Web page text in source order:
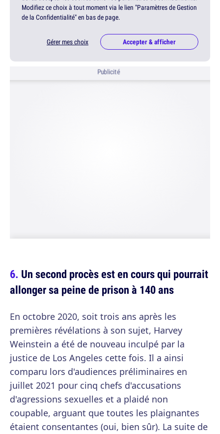
Modifiez ce choix à tout moment via le lien "Paramètres de Gestion
de la Confidentialité" en bas de page.
Gérer mes choix Accepter & afficher
Publicité
Un second procès est en cours qui pourrait
allonger sa peine de prison à 140 ans
En octobre 2020, soit trois ans après les
premières révélations à son sujet, Harvey
Weinstein a été de nouveau inculpé par la
justice de Los Angeles cette fois. Il a ainsi
comparu lors d'audiences préliminaires en
juillet 2021 pour cinq chefs d'accusations
d'agressions sexuelles et a plaidé non
coupable, arguant que toutes les plaignantes
étaient consentantes (oui, bien sûr). La suite de